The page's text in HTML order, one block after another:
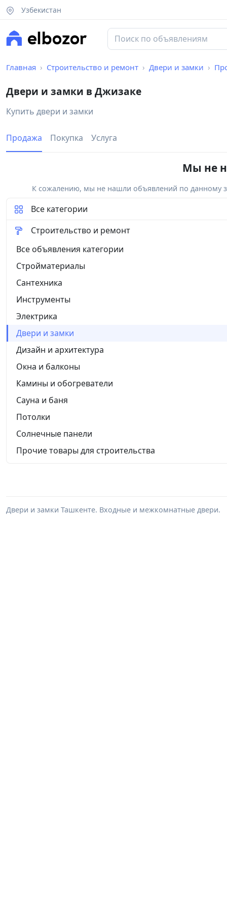
Узбекистан
Главная Строительство и ремонт Двери и замки
Двери и замки в Джизаке
Купить двери и замки
Продажа Покупка Услуга
Мы не
К сожалению, мы не нашли объявлений по данному
Все категории
Строительство и ремонт
Все объявления категории
Стройматериалы
Сантехника
Инструменты
Электрика
Двери и замки
Дизайн и архитектура
Окна и балконы
Камины и обогреватели
Сауна и баня
Потолки
Солнечные панели
Прочие товары для строительства
Двери и замки Ташкенте. Входные и межкомнатные двери.